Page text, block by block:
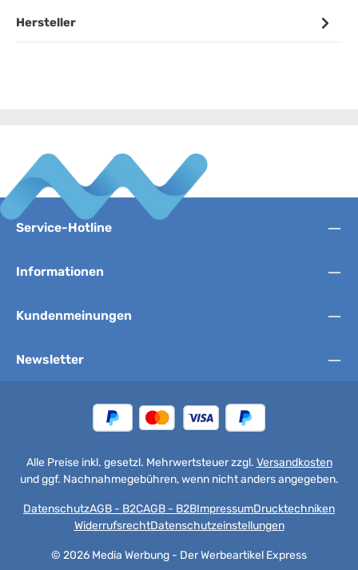
Hersteller
Service-Hotline
Informationen
Kundenmeinungen
Newsletter
Alle Preise inkl. gesetzl. Mehrwertsteuer zzgl. Versandkosten
und ggf. Nachnahmegebühren, wenn nicht anders angegeben.
© 2026 Media Werbung - Der Werbeartikel Express
DatenschutzAGB - B2CAGB - B2BImpressumDrucktechniken
WiderrufsrechtDatenschutzeinstellungen